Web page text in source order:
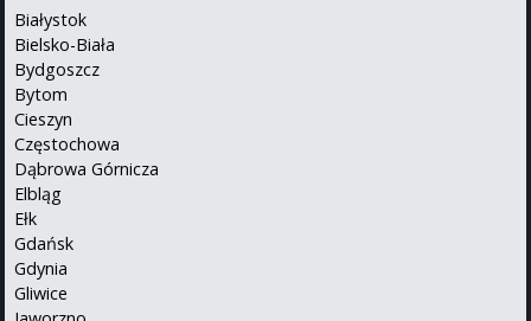
Białystok
Bielsko-Biała
Bydgoszcz
Bytom
Cieszyn
Częstochowa
Dąbrowa Górnicza
Elbląg
Ełk
Gdańsk
Gdynia
Gliwice